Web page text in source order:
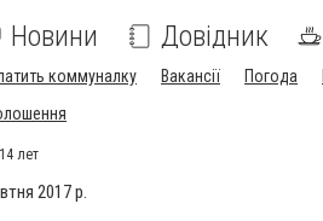
Новини Довідник
коммуналку Вакансії Погода
лет
2017 р.